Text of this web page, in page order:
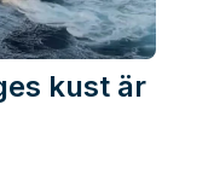
kust är